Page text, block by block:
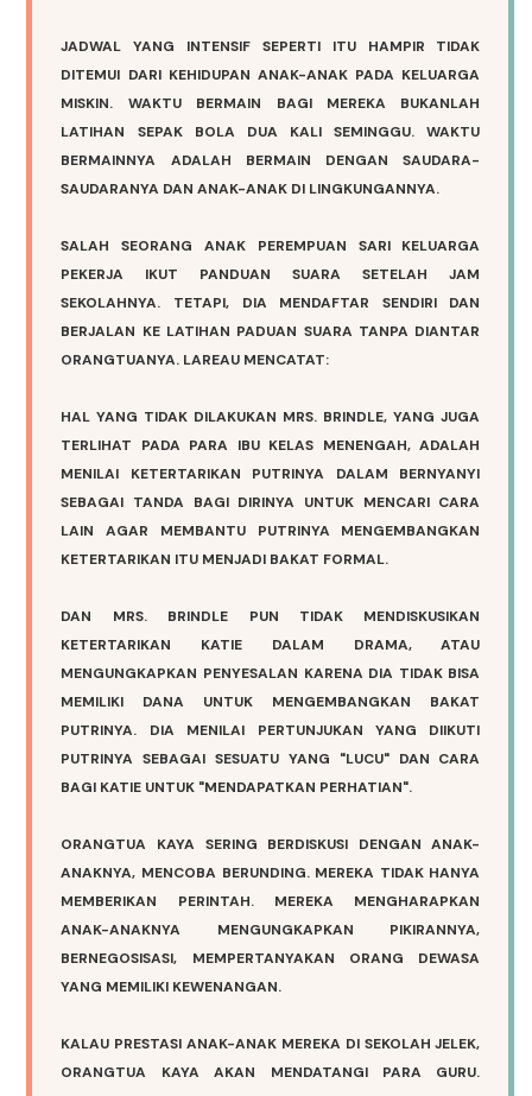
JADWAL YANG INTENSIF SEPERTI ITU HAMPIR TIDAK
DITEMUI DARI KEHIDUPAN ANAK-ANAK PADA KELUARGA
MISKIN. WAKTU BERMAIN BAGI MEREKA BUKANLAH
LATIHAN SEPAK BOLA DUA KALI SEMINGGU. WAKTU
BERMAINNYA ADALAH BERMAIN DENGAN SAUDARA-
SAUDARANYA DAN ANAK-ANAK DI LINGKUNGANNYA.
SALAH SEORANG ANAK PEREMPUAN SARI KELUARGA
PEKERJA IKUT PANDUAN SUARA SETELAH JAM
SEKOLAHNYA. TETAPI, DIA MENDAFTAR SENDIRI DAN
BERJALAN KE LATIHAN PADUAN SUARA TANPA DIANTAR
ORANGTUANYA. LAREAU MENCATAT:
HAL YANG TIDAK DILAKUKAN MRS. BRINDLE, YANG JUGA
TERLIHAT PADA PARA IBU KELAS MENENGAH, ADALAH
MENILAI KETERTARIKAN PUTRINYA DALAM BERNYANYI
SEBAGAI TANDA BAGI DIRINYA UNTUK MENCARI CARA
LAIN AGAR MEMBANTU PUTRINYA MENGEMBANGKAN
KETERTARIKAN ITU MENJADI BAKAT FORMAL.
DAN MRS. BRINDLE PUN TIDAK MENDISKUSIKAN
KETERTARIKAN KATIE DALAM DRAMA, ATAU
MENGUNGKAPKAN PENYESALAN KARENA DIA TIDAK BISA
MEMILIKI DANA UNTUK MENGEMBANGKAN BAKAT
PUTRINYA. DIA MENILAI PERTUNJUKAN YANG DIIKUTI
PUTRINYA SEBAGAI SESUATU YANG "LUCU" DAN CARA
BAGI KATIE UNTUK "MENDAPATKAN PERHATIAN".
ORANGTUA KAYA SERING BERDISKUSI DENGAN ANAK-
ANAKNYA, MENCOBA BERUNDING. MEREKA TIDAK HANYA
MEMBERIKAN PERINTAH. MEREKA MENGHARAPKAN
ANAK-ANAKNYA MENGUNGKAPKAN PIKIRANNYA,
BERNEGOSISASI, MEMPERTANYAKAN ORANG DEWASA
YANG MEMILIKI KEWENANGAN.
KALAU PRESTASI ANAK-ANAK MEREKA DI SEKOLAH JELEK,
ORANGTUA KAYA AKAN MENDATANGI PARA GURU.